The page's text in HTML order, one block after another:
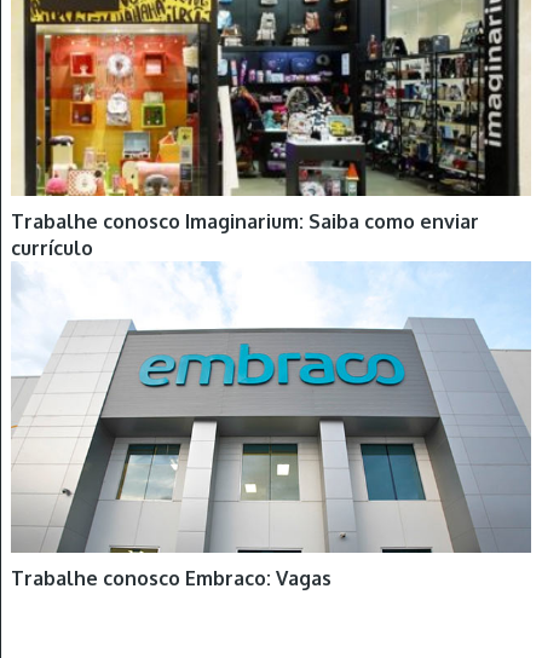
Trabalhe conosco Imaginarium: Saiba como enviar
currículo
Trabalhe conosco Embraco: Vagas